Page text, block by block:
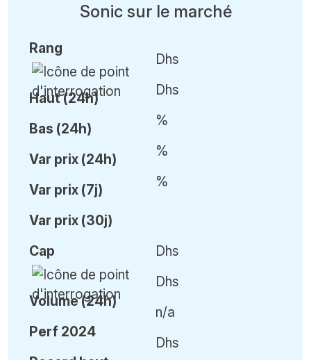
Sonic sur le marché
Rang
Haut (24h)
Bas (24h)
Var prix (24h)
Var prix (7j)
Var prix (30j)
Dhs
Dhs
%
%
%
Cap
Volume (24h)
Perf 2024
Dhs
Dhs
n/a
Dhs